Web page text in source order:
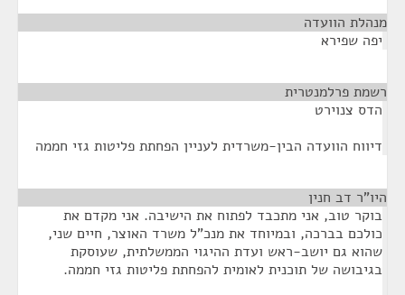
מנהלת הוועדה
יפה שפירא
רשמת פרלמנטרית
הדס צנוירט
דיווח הוועדה הבין-משרדית לעניין הפחתת פליטות גזי חממה
היו"ר דב חנין
בוקר טוב, אני מתכבד לפתוח את הישיבה. אני מקדם את
כולכם בברכה, ובמיוחד את מנכ"ל משרד האוצר, חיים שני,
שהוא גם יושב-ראש ועדת ההיגוי הממשלתית, שעוסקת
בגיבושה של תוכנית לאומית להפחתת פליטות גזי חממה.